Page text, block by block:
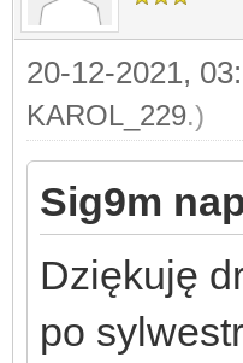
20-12-2021,
KAROL_229.)
Sig9m
Dziękuję
po